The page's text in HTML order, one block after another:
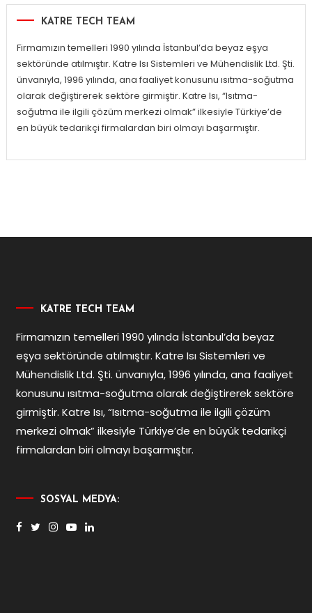
KATRE TECH TEAM
Firmamızın temelleri 1990 yılında İstanbul’da beyaz eşya
sektöründe atılmıştır. Katre Isı Sistemleri ve Mühendislik Ltd. Şti.
ünvanıyla, 1996 yılında, ana faaliyet konusunu ısıtma-soğutma
olarak değiştirerek sektöre girmiştir. Katre Isı, “Isıtma-
soğutma ile ilgili çözüm merkezi olmak” ilkesiyle Türkiye’de
en büyük tedarikçi firmalardan biri olmayı başarmıştır.
KATRE TECH TEAM
Firmamızın temelleri 1990 yılında İstanbul’da beyaz
eşya sektöründe atılmıştır. Katre Isı Sistemleri ve
Mühendislik Ltd. Şti. ünvanıyla, 1996 yılında, ana faaliyet
konusunu ısıtma-soğutma olarak değiştirerek sektöre
girmiştir. Katre Isı, “Isıtma-soğutma ile ilgili çözüm
merkezi olmak” ilkesiyle Türkiye’de en büyük tedarikçi
firmalardan biri olmayı başarmıştır.
SOSYAL MEDYA: